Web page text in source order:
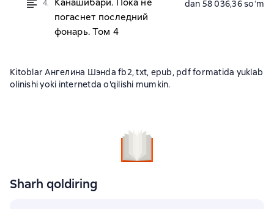
4.
Канашибари. Пока не
погаснет последний
фонарь. Том 4
dan 58 036,36 soʻm
Kitoblar Ангелина Шэнda fb2, txt, epub, pdf formatida yuklab
olinishi yoki internetda o'qilishi mumkin.
Sharh qoldiring